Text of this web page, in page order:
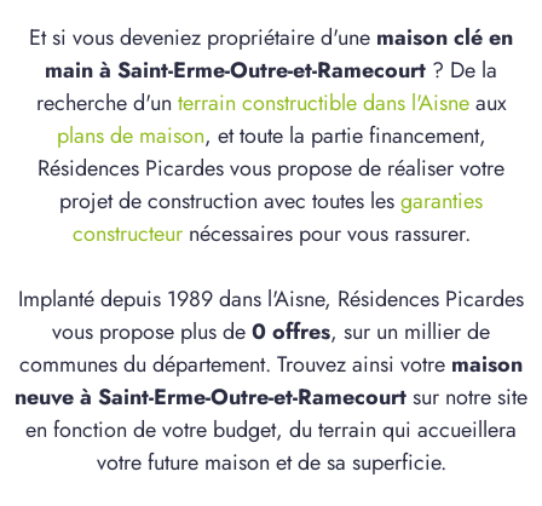
Et si vous deveniez propriétaire d'une maison clé en
main à Saint-Erme-Outre-et-Ramecourt ? De la
recherche d'un terrain constructible dans l'Aisneaux
plans de maison, et toute la partie financement,
Résidences Picardes vous propose de réaliser votre
projet de construction avec toutes lesgaranties
constructeurnécessaires pour vous rassurer.
Implanté depuis 1989 dans l'Aisne, Résidences Picardes
vous propose plus de0 offres, sur un millier de
communes du département. Trouvez ainsi votre maison
neuve à Saint-Erme-Outre-et-Ramecourtsur notre site
en fonction de votre budget, du terrain qui accueillera
votre future maison et de sa superficie.